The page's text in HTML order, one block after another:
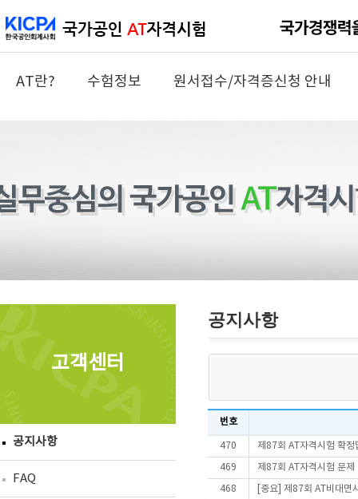
AT란? 수험정보 원서접수/자격증신청 안내
고객센터
공지사항
FAQ
공지사항
번호
470 제87회 AT자격시험 확정
469 제87회 AT자격시험 문
468 [중요] 제87회 AT비대면